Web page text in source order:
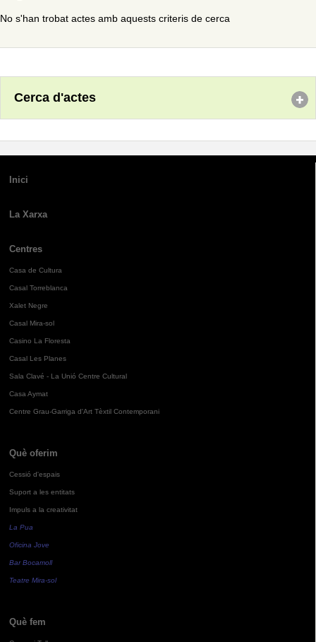
No s'han trobat actes amb aquests criteris de cerca
Cerca d'actes
Inici
La Xarxa
Centres
Casa de Cultura
Casal Torreblanca
Xalet Negre
Casal Mira-sol
Casino La Floresta
Casal Les Planes
Sala Clavé - La Unió Centre Cultural
Casa Aymat
Centre Grau-Garriga d'Art Tèxtil Contemporani
Què oferim
Cessió d'espais
Suport a les entitats
Impuls a la creativitat
La Pua
Oficina Jove
Bar Bocamoll
Teatre Mira-sol
Què fem